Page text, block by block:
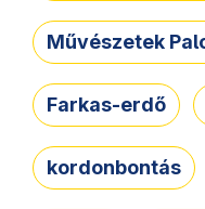
Művészetek
Farkas-erdő
kordonbontás